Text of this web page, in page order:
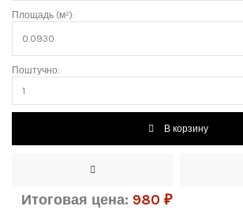
Площадь (м²):
Поштучно:
В корзину
Итоговая цена: 980 ₽